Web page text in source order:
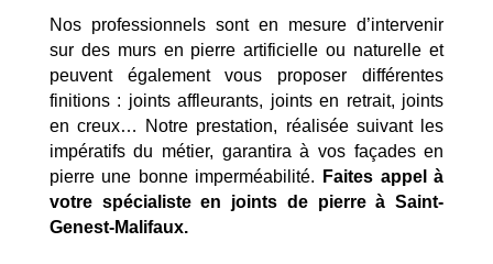
Nos professionnels sont en mesure d’intervenir
sur des murs en pierre artificielle ou naturelle et
peuvent également vous proposer différentes
finitions : joints affleurants, joints en retrait, joints
en creux… Notre prestation, réalisée suivant les
impératifs du métier, garantira à vos façades en
pierre une bonne imperméabilité.
Faites appel à
votre spécialiste en joints de pierre à Saint-
Genest-Malifaux.
Mentions Légales
Politique de Confidentialité